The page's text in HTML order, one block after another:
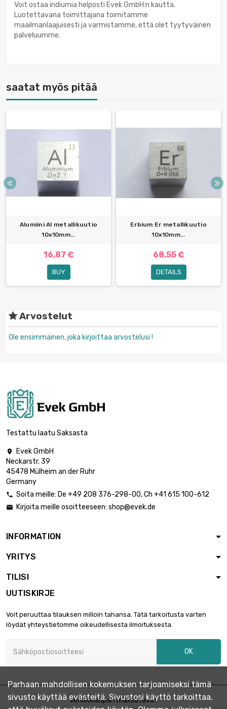
Voit ostaa indiumia helposti Evek GmbH:n kautta.
Luotettavana toimittajana toimitamme
maailmanlaajuisesti ja varmistamme, että olet tyytyväinen
palveluumme.
saatat myös pitää
Alumiini Al metallikuutio
10x10mm...
16,87 €
BUY
Erbium Er metallikuutio
10x10mm...
68,55 €
DETAILS
Arvostelut
Ole ensimmäinen, joka kirjoittaa arvostelusi !
Testattu laatu Saksasta

Evek GmbH
Neckarstr. 39
45478 Mülheim an der Ruhr
Germany
 Soita meille: De +49 208 376-298-00, Ch +41 615 100-612
 Kirjoita meille osoitteeseen: shop@evek.de
INFORMATION
YRITYS
TILISI
UUTISKIRJE
Voit peruuttaa tilauksen milloin tahansa. Tätä tarkoitusta varten
löydät yhteystietomme oikeudellisesta ilmoituksesta.
OK
Verkkokaupan maksutavat
Parhaan mahdollisen kokemuksen tarjoamiseksi tämä
sivusto käyttää evästeitä. Sivustosi käyttö tarkoittaa,